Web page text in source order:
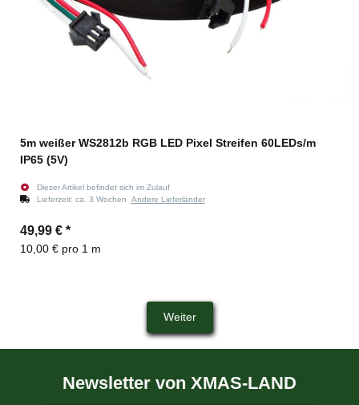
5m weißer WS2812b RGB LED Pixel Streifen 60LEDs/m
IP65 (5V)
Dieser Artikel befindet sich im Zulauf
Lieferzeit: ca. 3 Wochen Andere Lieferländer
49,99 € *
10,00 € pro 1 m
Weiter
Newsletter von XMAS-LAND